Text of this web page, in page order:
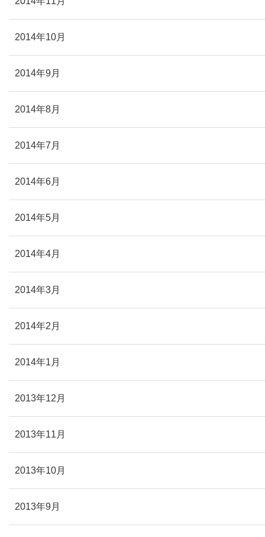
2014年10月
2014年9月
2014年8月
2014年7月
2014年6月
2014年5月
2014年4月
2014年3月
2014年2月
2014年1月
2013年12月
2013年11月
2013年10月
2013年9月